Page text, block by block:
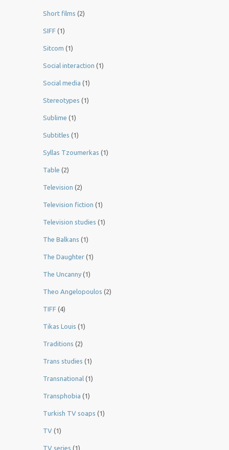
Short films (2)
SIFF (1)
Sitcom (1)
Social interaction (1)
Social media (1)
Stereotypes (1)
Sublime (1)
Subtitles (1)
Syllas Tzoumerkas (1)
Table (2)
Television (2)
Television fiction (1)
Television studies (1)
The Balkans (1)
The Daughter (1)
The Uncanny (1)
Theo Angelopoulos (2)
TIFF (4)
Tikas Louis (1)
Traditions (2)
Trans studies (1)
Transnational (1)
Transphobia (1)
Turkish TV soaps (1)
TV (1)
TV series (1)